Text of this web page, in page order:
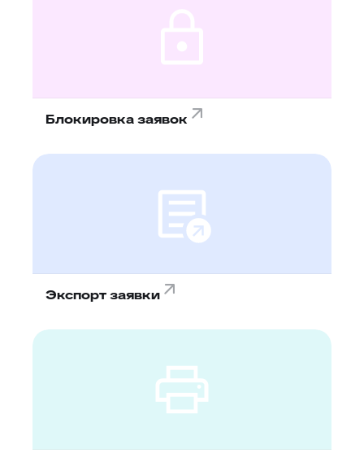
Блокировка заявок
Экспорт заявки